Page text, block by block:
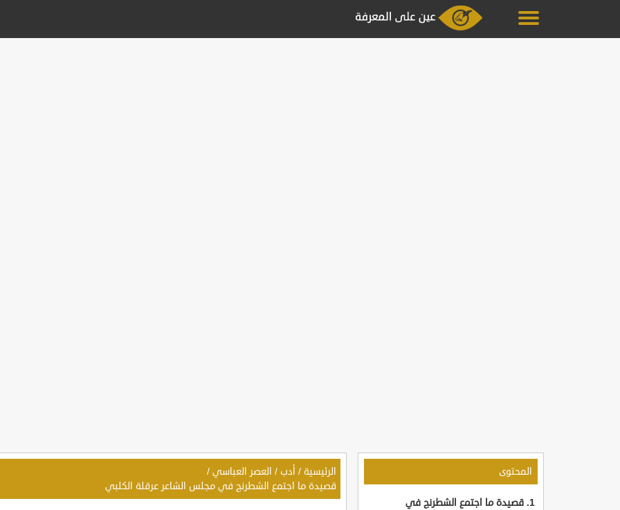
المحتوى
قصيدة ما اجتمع الشطرنج في
الرئيسية / أدب / العصر العباسي /
قصيدة ما اجتمع الشطرنج في مجلس الشاعر عرقلة الكلبي